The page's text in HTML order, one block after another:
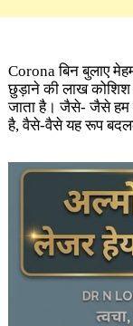
Corona बिन बुलाए
छुड़ाने की लाख
जाता है। जैसे- जैसे हम
है, वैसे-वैसे यह रूप